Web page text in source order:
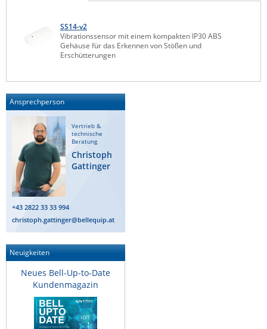
Legrand
Moxa
Netio
Panorama Antennas
PatchSee
Power Kingdom
Poynting
Raritan
Riello UPS
Server Technology
Siretta
SIRIO Antenne
Sunbird
Tactical Software
SS14-v2
Vibrationssensor mit einem kompakten IP30 ABS
Gehäuse für das Erkennen von Stößen und
Erschütterungen
Ansprechperson
Vertrieb &
technische
Beratung
Christoph
Gattinger
+43 2822 33 33 994
christoph.gattinger@bellequip.at
Neuigkeiten
Neues Bell-Up-to-Date
Kundenmagazin